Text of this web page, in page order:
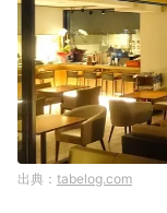
tabelog.com